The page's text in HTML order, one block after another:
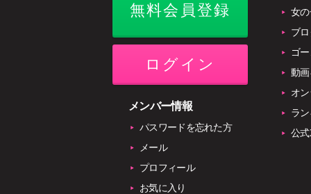
無料会員登録
ログイン
メンバー情報
パスワードを忘れた方
メール
プロフィール
お気に入り
女
ブ
ゴ
動
オ
ラ
公式